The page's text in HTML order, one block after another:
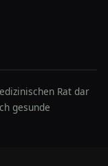
Rat dar
gesunde